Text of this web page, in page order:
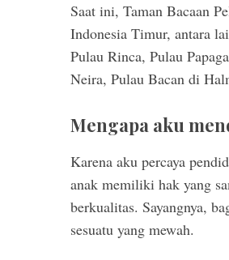
Saat ini, Taman Bacaan
Indonesia Timur, antara
Pulau Rinca, Pulau
Neira, Pulau Bacan di
Mengapa aku
Karena aku percaya
anak memiliki hak yang
berkualitas. Sayangnya,
sesuatu yang mewah.